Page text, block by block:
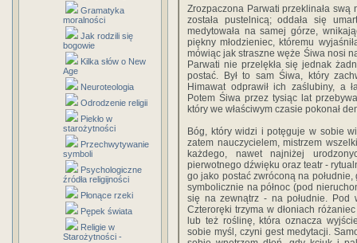
Gramatyka
moralności
Jak rodzili się
bogowie
Kilka słów o New
Age
Neuroteologia
Odrodzenie religii
Piekło w
starożytności
Przechwytywanie
symboli
Psychologiczne
źródła religijności
Płonące rzeki
Pępek świata
Religie w
Starożytności -
Zrozpaczona Parwati przeklinała
została pustelnicą; oddała się
medytowała na samej górze,
piękny młodzieniec, któremu
mówiąc jak straszne węże Śiwa nosi
Parwati nie przelękła się jednak
postać. Był to sam Śiwa, który
Himawat odprawił ich zaślubiny, a
Potem Śiwa przez tysiąc lat
który we właściwym czasie pokonał
Bóg, który widzi i potęguje w sobie
zatem nauczycielem, mistrzem
każdego, nawet najniżej
pierwotnego dźwięku oraz teatr -
go jako postać zwróconą na
symbolicznie na północ (pod
się na zewnątrz - na południe. Pod
Czteroręki trzyma w dłoniach
lub też roślinę, która oznacza
sobie myśl, czyni gest medytacji.